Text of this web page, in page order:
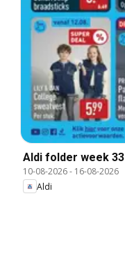
Aldi folder week 33
10-08-2026- 16-08-2026
Aldi